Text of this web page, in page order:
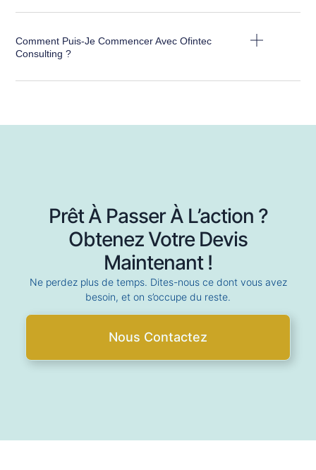
Comment Puis-Je Commencer Avec Ofintec
Consulting ?
Prêt À Passer À L’action ?
Obtenez Votre Devis
Maintenant !
Ne perdez plus de temps. Dites-nous ce dont vous avez
besoin, et on s’occupe du reste.
Nous Contactez